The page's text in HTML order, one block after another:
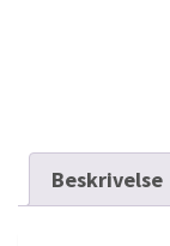
Beskrivelse